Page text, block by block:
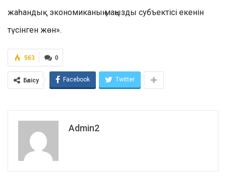
жаһандық экономиканың маңызды субъектісі екенін
түсінген жөн».
0
563
Бөлісу Facebook Twitter
Admin2